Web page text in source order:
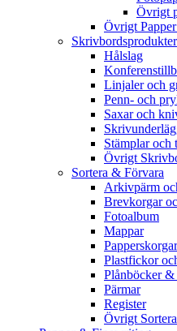
Övrigt
Övrigt
Skrivbordsprodukter
Hålslag
Linjaler och
Penn- och
Saxar och
Stämplar och
Övrigt
Sortera & Förvara
Arkivpärm
Brevkorgar
Fotoalbum
Mappar
Papperskorgar
Plastfickor
Plånböcker
Pärmar
Register
Övrigt